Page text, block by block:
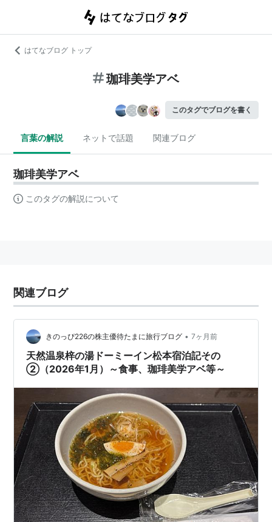
はてなブログ トップ
珈琲美学アベ
このタグでブログを書く
言葉の解説 ネットで話題 関連ブログ
珈琲美学アベ
このタグの解説について
関連ブログ
きのっぴ226の株主優待たまに旅行ブログ • 7ヶ月前
天然温泉梓の湯ドーミーイン松本宿泊記その
②（2026年1月）～食事、珈琲美学アベ等～